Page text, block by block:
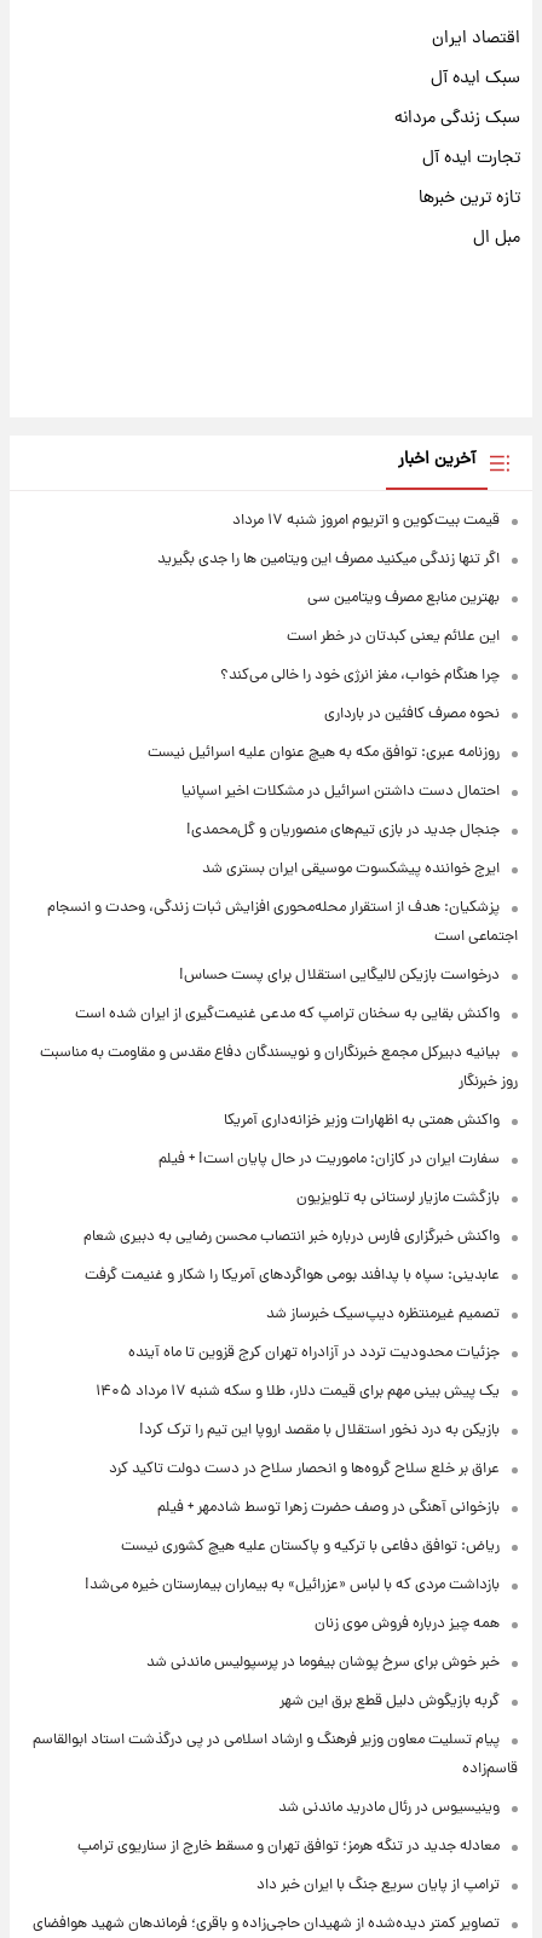
اقتصاد ایران
سبک ایده آل
سبک زندگی مردانه
تجارت ایده آل
تازه ترین خبرها
مبل ال
آخرین اخبار
قیمت بیت‌کوین و اتریوم امروز شنبه ۱۷ مرداد
اگر تنها زندگی میکنید مصرف این ویتامین ها را جدی بگیرید
بهترین منابع مصرف ویتامین سی
این علائم یعنی کبدتان در خطر است
چرا هنگام خواب، مغز انرژی خود را خالی می‌کند؟
نحوه مصرف کافئین در بارداری
روزنامه عبری: توافق مکه به هیچ عنوان علیه اسرائیل نیست
احتمال دست داشتن اسرائیل در مشکلات اخیر اسپانیا
جنجال جدید در بازی تیم‌های منصوریان و گل‌محمدی!
ایرج خواننده پیشکسوت موسیقی ایران بستری شد
پزشکیان: هدف از استقرار محله‌محوری افزایش ثبات زندگی، وحدت و انسجام
اجتماعی است
درخواست بازیکن لالیگایی استقلال برای پست حساس!
واکنش بقایی به سخنان ترامپ که مدعی غنیمت‌گیری از ایران شده است
بیانیه دبیرکل مجمع خبرنگاران و نویسندگان دفاع مقدس و مقاومت به مناسبت
روز خبرنگار
واکنش همتی به اظهارات وزیر خزانه‌داری آمریکا
سفارت ایران در کازان: ماموریت در حال پایان است! + فیلم
بازگشت مازیار لرستانی به تلویزیون
واکنش خبرگزاری فارس درباره خبر انتصاب محسن رضایی به دبیری شعام
عابدینی: سپاه با پدافند بومی هواگردهای آمریکا را شکار و غنیمت گرفت
تصمیم غیرمنتظره دیپ‌سیک خبرساز شد
جزئیات محدودیت تردد در آزادراه تهران کرج قزوین تا ماه آینده
یک پیش ‌بینی مهم برای قیمت دلار، طلا و سکه شنبه ۱۷ مرداد ۱۴۰۵
بازیکن به درد نخور استقلال با مقصد اروپا این تیم را ترک کرد!
عراق بر خلع سلاح گروه‌ها و انحصار سلاح در دست دولت تاکید کرد
بازخوانی آهنگی در وصف حضرت زهرا توسط شادمهر + فیلم
ریاض: توافق دفاعی با ترکیه و پاکستان علیه هیچ کشوری نیست
بازداشت مردی که با لباس «عزرائیل» به بیماران بیمارستان خیره می‌شد!
همه چیز درباره فروش موی زنان
خبر خوش برای سرخ پوشان بیفوما در پرسپولیس ماندنی شد
گربه بازیگوش دلیل قطع برق این شهر
پیام تسلیت معاون وزیر فرهنگ و ارشاد اسلامی در پی درگذشت استاد ابوالقاسم
قاسم‌زاده
وینیسیوس در رئال مادرید ماندنی شد
معادله جدید در تنگه هرمز؛ توافق تهران و مسقط خارج از سناریوی ترامپ
ترامپ از پایان سریع جنگ با ایران خبر داد
تصاویر کمتر دیده‌شده از شهیدان حاجی‌زاده و باقری؛ فرماندهان شهید هوافضای